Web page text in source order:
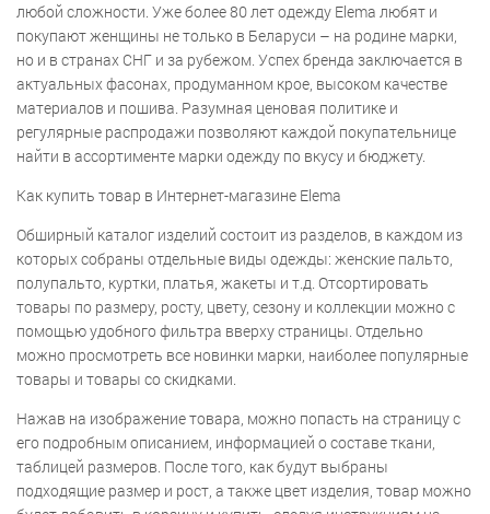
любой сложности. Уже более 80 лет одежду Elema любят и
покупают женщины не только в Беларуси – на родине марки,
но и в странах СНГ и за рубежом. Успех бренда заключается в
актуальных фасонах, продуманном крое, высоком качестве
материалов и пошива. Разумная ценовая политике и
регулярные распродажи позволяют каждой покупательнице
найти в ассортименте марки одежду по вкусу и бюджету.
Как купить товар в Интернет-магазине Elema
Обширный каталог изделий состоит из разделов, в каждом из
которых собраны отдельные виды одежды: женские пальто,
полупальто, куртки, платья, жакеты и т.д. Отсортировать
товары по размеру, росту, цвету, сезону и коллекции можно с
помощью удобного фильтра вверху страницы. Отдельно
можно просмотреть все новинки марки, наиболее популярные
товары и товары со скидками.
Нажав на изображение товара, можно попасть на страницу с
его подробным описанием, информацией о составе ткани,
таблицей размеров. После того, как будут выбраны
подходящие размер и рост, а также цвет изделия, товар можно